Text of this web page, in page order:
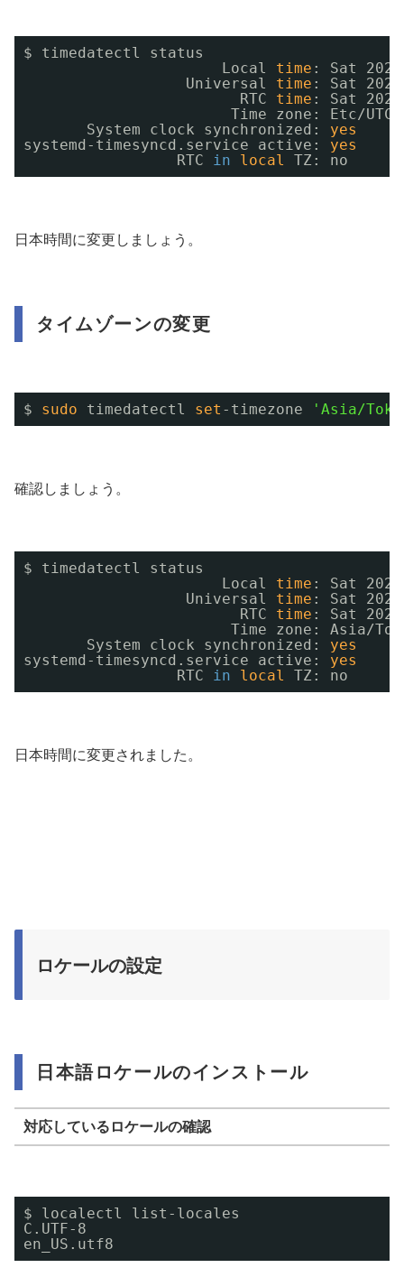
$
Local time : Sat
Universal time : Sat
RTC time : Sat
Time zone: Etc/UTC
System clock synchronized: yes
systemd-timesyncd.service active: yes
RTC in local TZ: no
日本時間に変更しましょう。
タイムゾーンの変更
$ sudo timedatectl set -timezone 'Asia/
確認しましょう。
$ timedatectl status
Local time : Sat
Universal time : Sat
RTC time : Sat
Time zone: Asia/
System clock synchronized: yes
systemd-timesyncd.service active: yes
RTC in local TZ: no
日本時間に変更されました。
ロケールの設定
日本語ロケールのインストール
対応しているロケールの確認
$ localectl list-locales
C.UTF-8
en_US.utf8